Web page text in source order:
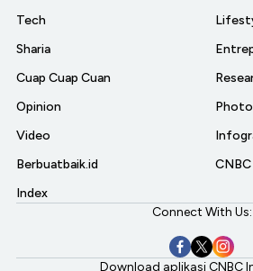
Tech
Sharia
Cuap Cuap Cuan
Opinion
Video
Berbuatbaik.id
Index
Photo
Connect With Us:
Download aplikasi CNBC